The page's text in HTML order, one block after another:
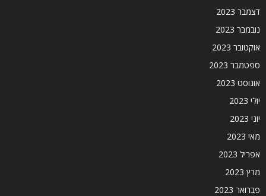
דצמבר 2023
נובמבר 2023
אוקטובר 2023
ספטמבר 2023
אוגוסט 2023
יולי 2023
יוני 2023
מאי 2023
אפריל 2023
מרץ 2023
פברואר 2023